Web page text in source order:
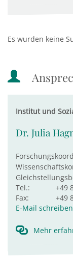
Es wurden keine
Institut und
Dr. Julia
Tel.:
+49
Fax:
+49
E-Mail schreiben
Mehr